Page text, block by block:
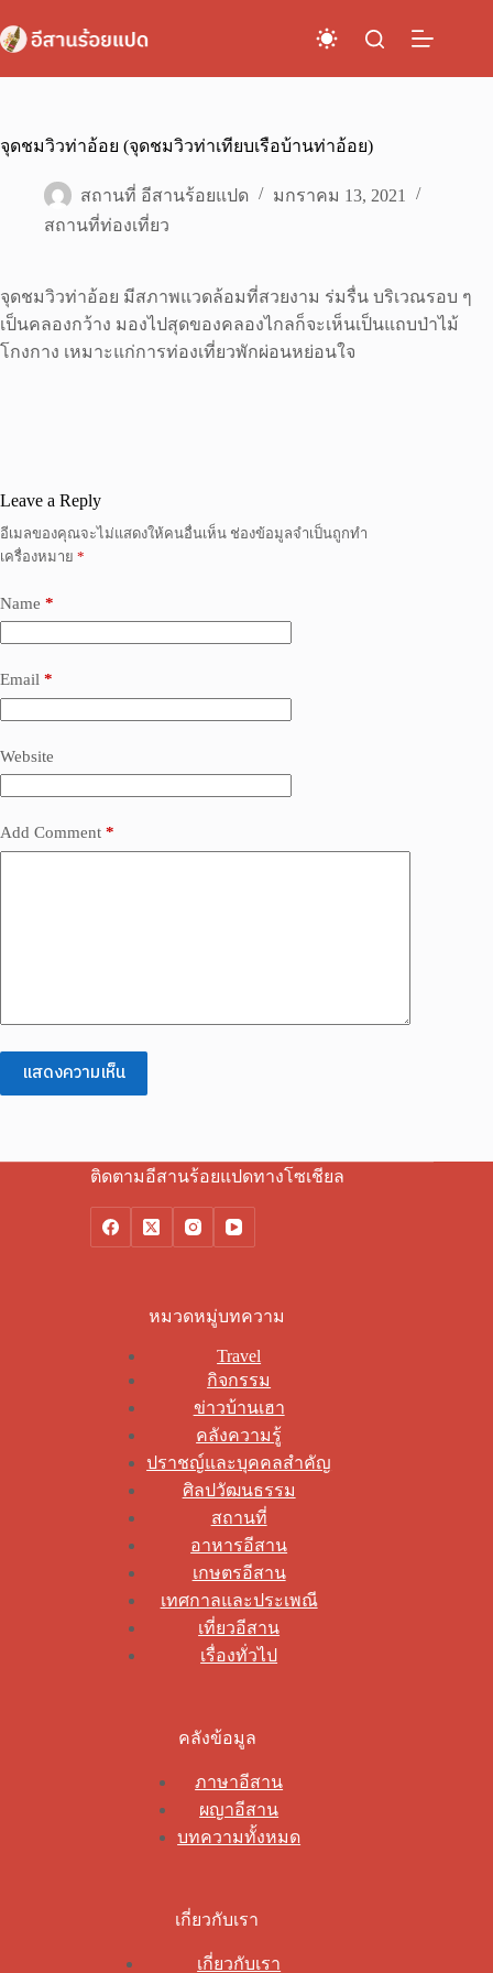
to
content
จุดชมวิวท่าอ้อย (จุดชมวิวท่าเทียบเรือบ้านท่าอ้อย)
สถานที่ อีสานร้อยแปด
มกราคม 13, 2021
สถานที่ท่องเที่ยว
จุดชมวิวท่าอ้อย มีสภาพแวดล้อมที่สวยงาม ร่มรื่น บริเวณรอบ ๆ
เป็นคลองกว้าง มองไปสุดของคลองไกลก็จะเห็นเป็นแถบป่าไม้
โกงกาง เหมาะแก่การท่องเที่ยวพักผ่อนหย่อนใจ
Leave a Reply
อีเมลของคุณจะไม่แสดงให้คนอื่นเห็น ช่องข้อมูลจำเป็นถูกทำ
เครื่องหมาย *
Name *
Email *
Website
Add Comment *
แสดงความเห็น
ติดตามอีสานร้อยแปดทางโซเชียล
หมวดหมู่บทความ
Travel
กิจกรรม
ข่าวบ้านเฮา
คลังความรู้
ปราชญ์และบุคคลสำคัญ
ศิลปวัฒนธรรม
สถานที่
อาหารอีสาน
เกษตรอีสาน
เทศกาลและประเพณี
เที่ยวอีสาน
เรื่องทั่วไป
คลังข้อมูล
ภาษาอีสาน
ผญาอีสาน
บทความทั้งหมด
เกี่ยวกับเรา
เกี่ยวกับเรา